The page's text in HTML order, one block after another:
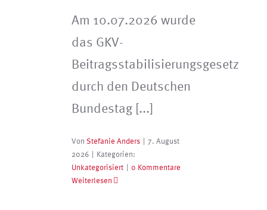
Am 10.07.2026 wurde
das GKV-
Beitragsstabilisierungsgesetz
durch den Deutschen
Bundestag [...]
Von Stefanie Anders
7. August
2026
Kategorien:
Unkategorisiert
0 Kommentare
Weiterlesen